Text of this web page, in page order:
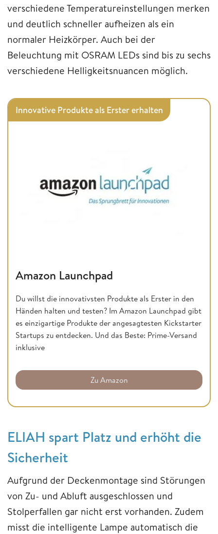
verschiedene Temperatureinstellungen merken
und deutlich schneller aufheizen als ein
normaler Heizkörper. Auch bei der
Beleuchtung mit OSRAM LEDs sind bis zu sechs
verschiedene Helligkeitsnuancen möglich.
Innovative Produkte als Erster erhalten
Amazon Launchpad
Du willst die innovativsten Produkte als Erster in den
Händen halten und testen? Im Amazon Launchpad gibt
es einzigartige Produkte der angesagtesten Kickstarter
Startups zu entdecken. Und das Beste: Prime-Versand
inklusive
Zu Amazon
ELIAH spart Platz und erhöht die
Sicherheit
Aufgrund der Deckenmontage sind Störungen
von Zu- und Abluft ausgeschlossen und
Stolperfallen gar nicht erst vorhanden. Zudem
misst die intelligente Lampe automatisch die